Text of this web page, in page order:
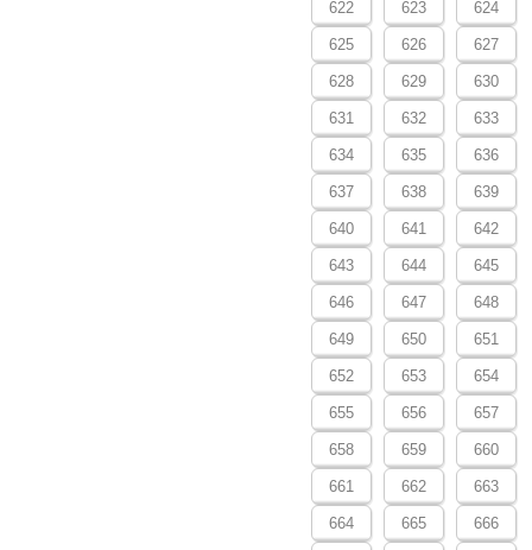
622 623 624
625 626 627
628 629 630
631 632 633
634 635 636
637 638 639
640 641 642
643 644 645
646 647 648
649 650 651
652 653 654
655 656 657
658 659 660
661 662 663
664 665 666